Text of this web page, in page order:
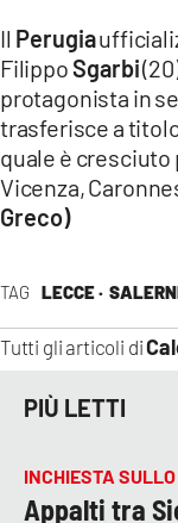
TAG LECCE ·
Tutti gli articoli di
Il Perugia
FilippoSgarbi
protagonista in
trasferisce a
quale è cresciuto
Vicenza,
Greco)
PIÙ LETTI
INCHIESTA
Appalti tra